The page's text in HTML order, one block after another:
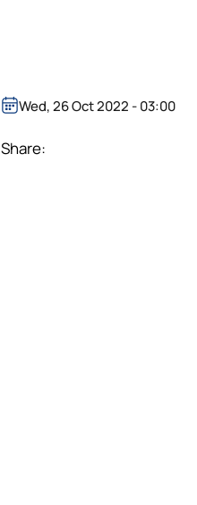
Wed, 26 Oct 2022 - 03:00
Share: